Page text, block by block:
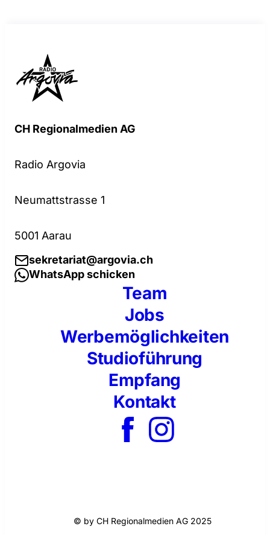
CH Regionalmedien AG
Radio Argovia
Neumattstrasse 1
5001 Aarau
sekretariat@argovia.ch
WhatsApp schicken
Team
Jobs
Werbemöglichkeiten
Studioführung
Empfang
Kontakt
© by CH Regionalmedien AG 2025